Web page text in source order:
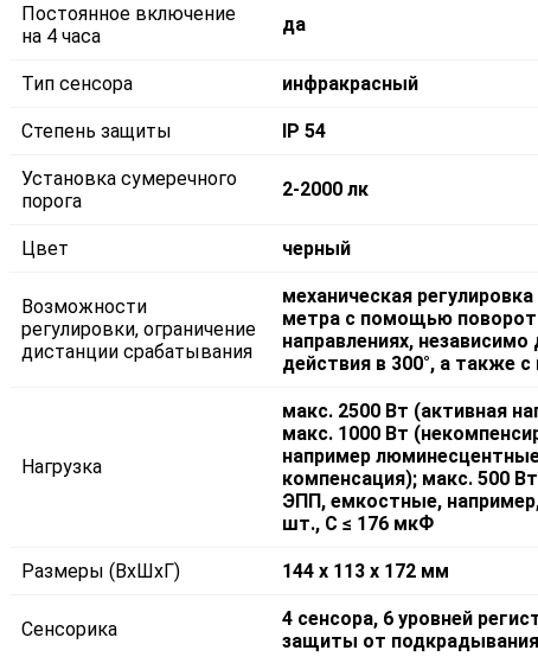
Постоянное включение
на 4 часа
да
Тип сенсора инфракрасный
Степень защиты IP 54
Установка сумеречного
порога
2-2000 лк
Цвет черный
Возможности
регулировки, ограничение
дистанции срабатывания
механическая
метра с помощью
направлениях,
действия в 300°, а также
Нагрузка
макс. 2500 Вт (активная
макс. 1000 Вт
например
компенсация); макс. 500
ЭПП, емкостные,
шт., С ≤ 176 мкФ
Размеры (ВxШxГ) 144 х 113 х 172 мм
Сенсорика
4 сенсора, 6 уровней
защиты от